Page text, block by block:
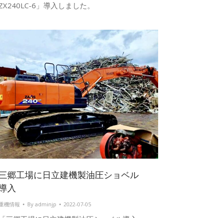
6」導入しました。
郷工場に日立建機製油圧ショベル
入
機情報 By adminjp 2022-07-05